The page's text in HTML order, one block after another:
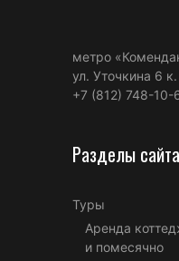
метро
ул. Уточкина 6 к.
+7 (812) 748-10-
Разделы сайта
Туры
Аренда
и помесячно